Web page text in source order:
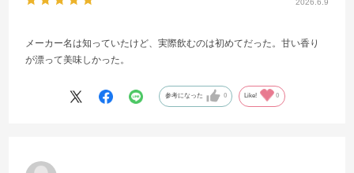
2026.6.9
メーカー名は知っていたけど、実際飲むのは初めてだった。甘い香り
が漂って美味しかった。
参考になった 0 Like! 0